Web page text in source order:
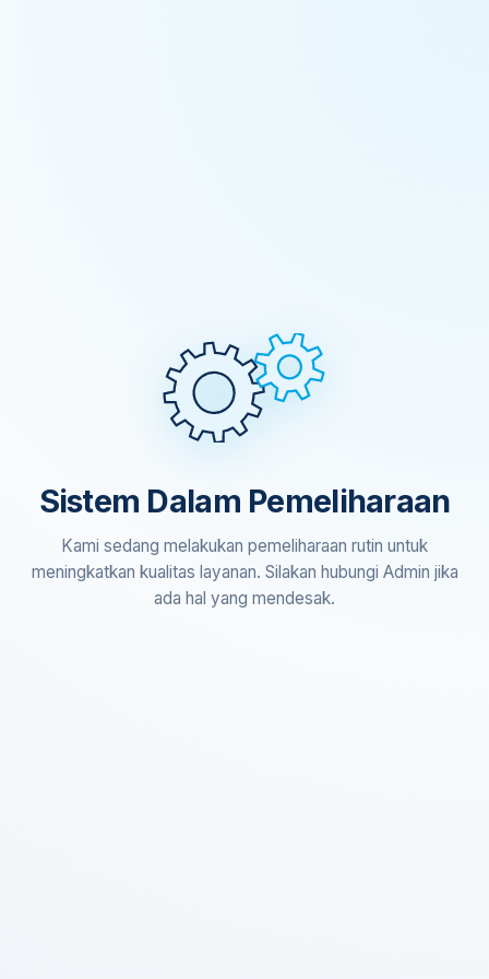
Sistem Dalam Pemeliharaan
Kami sedang melakukan pemeliharaan rutin untuk
meningkatkan kualitas layanan. Silakan hubungi Admin jika
ada hal yang mendesak.